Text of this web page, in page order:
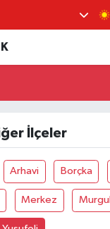
İlçeler
Arhavi Borçka
Merkez Murgul